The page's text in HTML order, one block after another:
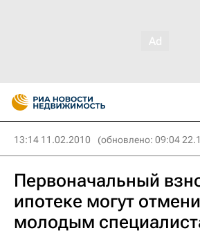
13:14 11.02.2010 (обновлено: 09:04
Первоначальный
ипотеке могут
молодым